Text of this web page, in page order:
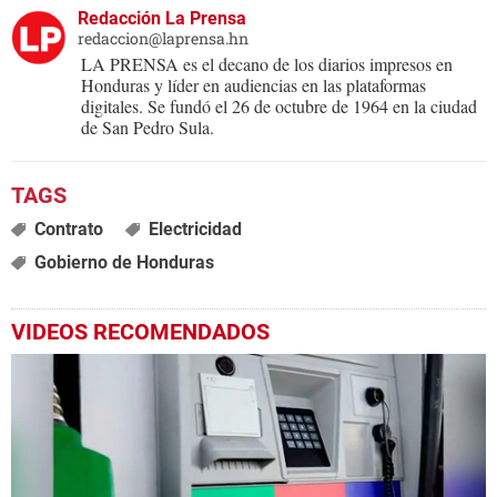
Redacción La Prensa
redaccion@laprensa.hn
LA PRENSA es el decano de los diarios impresos en
Honduras y líder en audiencias en las plataformas
digitales. Se fundó el 26 de octubre de 1964 en la ciudad
de San Pedro Sula.
Contrato
Electricidad
Gobierno de Honduras
VIDEOS RECOMENDADOS